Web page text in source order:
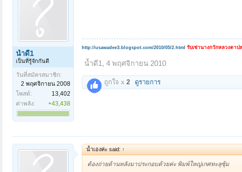
น้ำดี1
เป็นที่รู้จักกันดี
วันที่สมัครสมาชิก:
2 พฤศจิกายน 2008
โพสต์:
13,402
ค่าพลัง:
+43,438
http://usawadee3.blogspot.com/2010/05/2.html รับเช่านางกวักหลวงตา
น้ำดี1, 4 พฤศจิกายน 2010
ถูกใจ x 2 ดูรายการ
น้ำเองค่ะ said: ↑
ต้องถ่ายด้านหลังมาประกอบด้วยค่ะ พิมพ์ใหญ่เกศทะลุซุ้ม